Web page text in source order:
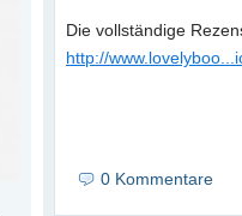
Die vollständige
http://
0 Kommentare